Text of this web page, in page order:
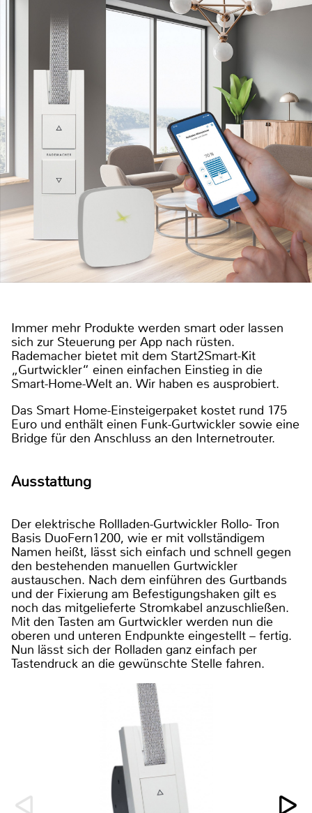
Immer mehr Produkte werden smart oder lassen
sich zur Steuerung per App nach rüsten.
Rademacher bietet mit dem Start2Smart-Kit
„Gurtwickler“ einen einfachen Einstieg in die
Smart-Home-Welt an. Wir haben es ausprobiert.
Das Smart Home-Einsteigerpaket kostet rund 175
Euro und enthält einen Funk-Gurtwickler sowie eine
Bridge für den Anschluss an den Internetrouter.
Ausstattung
Der elektrische Rollladen-Gurtwickler Rollo- Tron
Basis DuoFern1200, wie er mit vollständigem
Namen heißt, lässt sich einfach und schnell gegen
den bestehenden manuellen Gurtwickler
austauschen. Nach dem einführen des Gurtbands
und der Fixierung am Befestigungshaken gilt es
noch das mitgelieferte Stromkabel anzuschließen.
Mit den Tasten am Gurtwickler werden nun die
oberen und unteren Endpunkte eingestellt – fertig.
Nun lässt sich der Rolladen ganz einfach per
Tastendruck an die gewünschte Stelle fahren.